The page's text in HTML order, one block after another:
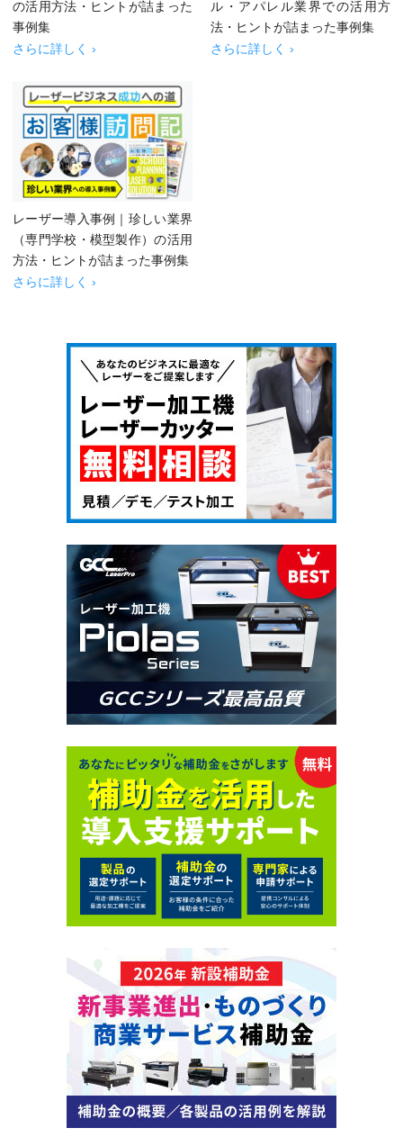
の活用方法・ヒントが詰まった
事例集
さらに詳しく ›
ル・アパレル業界での活用方
法・ヒントが詰まった事例集
さらに詳しく ›
レーザー導入事例｜珍しい業界
（専門学校・模型製作）の活用
方法・ヒントが詰まった事例集
さらに詳しく ›